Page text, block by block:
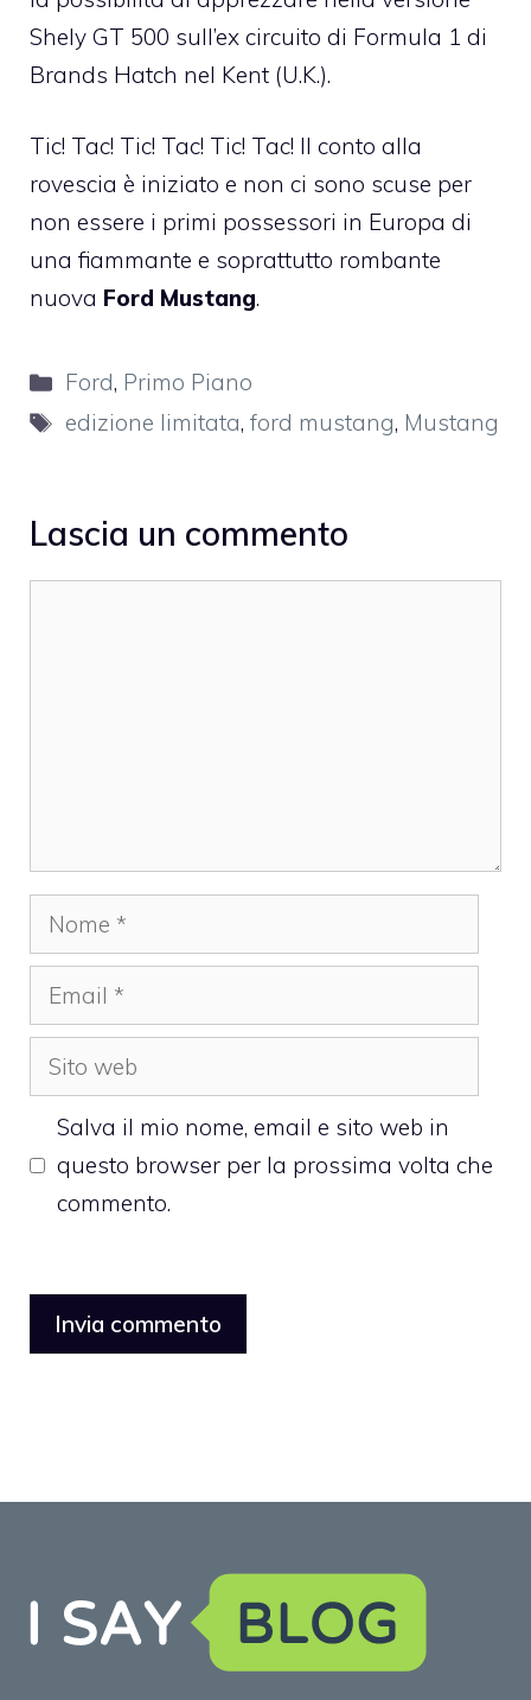
Shely GT 500 sull’ex circuito di Formula 1 di
Brands Hatch nel Kent (U.K.).
Tic! Tac! Tic! Tac! Tic! Tac! Il conto alla
rovescia è iniziato e non ci sono scuse per
non essere i primi possessori in Europa di
una fiammante e soprattutto rombante
nuova Ford Mustang.
Categorie
Ford, Primo Piano
Tag
edizione limitata,ford mustang, Mustang
Lascia un commento
Nome
Email
Sito
web
Salva il mio nome, email e sito web in
questo browser per la prossima volta che
commento.